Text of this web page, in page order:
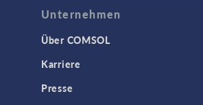
Unternehmen
Über COMSOL
Karriere
Presse